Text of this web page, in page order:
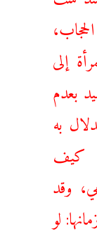
إلى
بعدم
به
كيف
وقد
لو